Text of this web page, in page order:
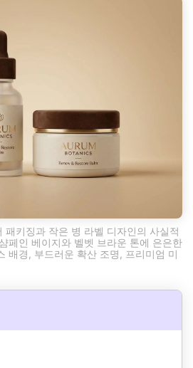
패키징과 작은 병 라벨 디자인의 사실적
페인 베이지와 벨벳 브라운 톤에 은은한
배경, 부드러운 확산 조명, 프리미엄 미